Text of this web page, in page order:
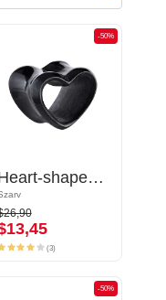
-50%
Heart-shaped double flared tunnel (horn, black)
-50%
Heart-shaped double flared tunnel (horn, black)
(3)
-50%
-50%